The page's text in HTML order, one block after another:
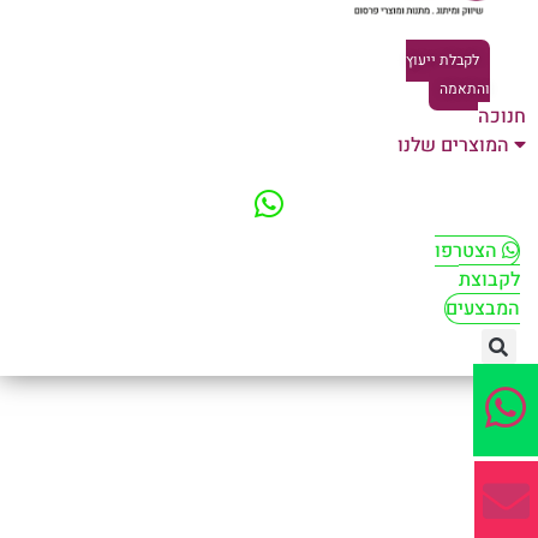
לקבלת ייעוץ
והתאמה
המוצרים שלנו
הצטרפו